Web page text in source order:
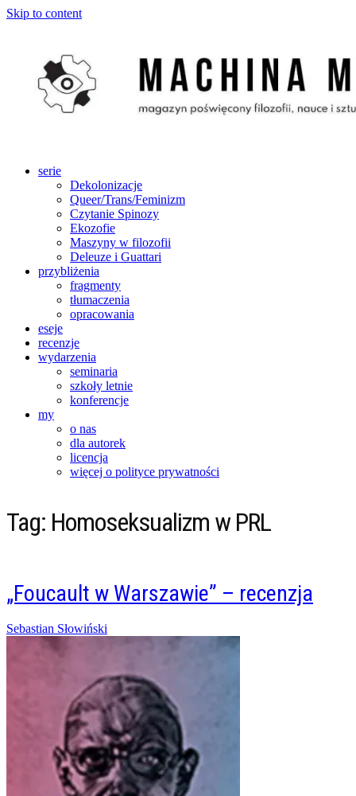
Skip to content
serie
Dekolonizacje
Queer/Trans/Feminizm
Czytanie Spinozy
Ekozofie
Maszyny w filozofii
Deleuze i Guattari
przybliżenia
fragmenty
tłumaczenia
opracowania
eseje
recenzje
wydarzenia
seminaria
szkoły letnie
konferencje
my
o nas
dla autorek
licencja
więcej o polityce prywatności
Tag: Homoseksualizm w PRL
„Foucault w Warszawie” – recenzja
Posted
Sebastian Słowiński